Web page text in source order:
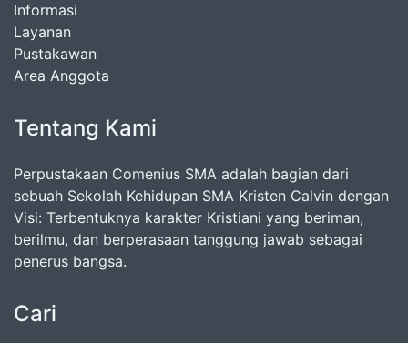
Informasi
Layanan
Pustakawan
Area Anggota
Tentang Kami
Perpustakaan Comenius SMA adalah bagian dari
sebuah Sekolah Kehidupan SMA Kristen Calvin dengan
Visi: Terbentuknya karakter Kristiani yang beriman,
berilmu, dan berperasaan tanggung jawab sebagai
penerus bangsa.
Cari